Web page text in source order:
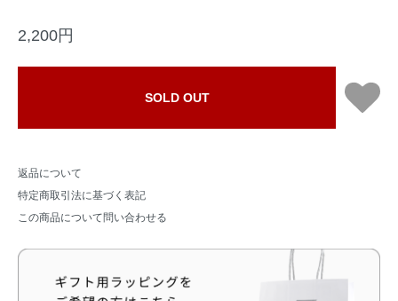
2,200円
SOLD OUT
返品について
特定商取引法に基づく表記
この商品について問い合わせる